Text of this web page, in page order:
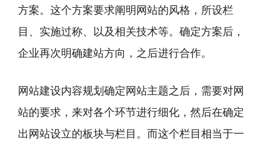
方案。这个方案要求阐明网站的风格，所设栏
目、实施过称、以及相关技术等。确定方案后，
企业再次明确建站方向，之后进行合作。
网站建设内容规划确定网站主题之后，需要对网
站的要求，来对各个环节进行细化，然后在确定
出网站设立的板块与栏目。而这个栏目相当于一